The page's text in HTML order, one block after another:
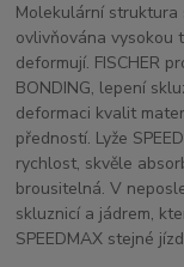
Molekulární
ovlivňována vysokou
deformují. FISCHER
BONDING, lepení
deformaci kvalit
předností. Lyže
rychlost, skvěle
brousitelná. V
skluznicí a jádrem,
SPEEDMAX stejné